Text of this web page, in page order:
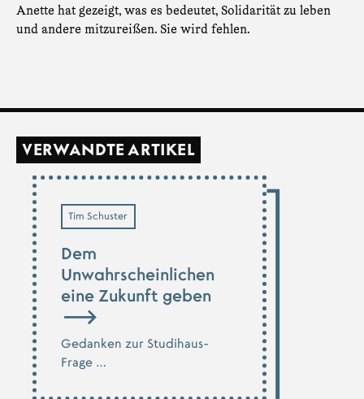
Anette hat gezeigt, was es bedeutet, Solidarität zu leben
und andere mitzureißen. Sie wird fehlen.
VERWANDTE ARTIKEL
Tim Schuster
Dem
Unwahrscheinlichen
eine Zukunft geben
Gedanken zur Studihaus-
Frage …